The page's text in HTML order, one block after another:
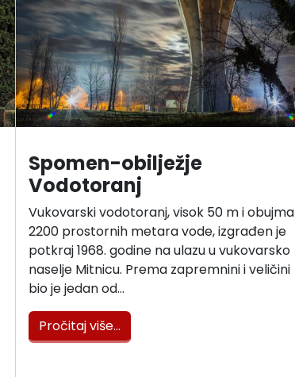
Spomen-obilježje
Vodotoranj
Vukovarski vodotoranj, visok 50 m i obujma
2200 prostornih metara vode, izgrađen je
potkraj 1968. godine na ulazu u vukovarsko
naselje Mitnicu. Prema zapremnini i veličini
bio je jedan od…
Pročitaj više…